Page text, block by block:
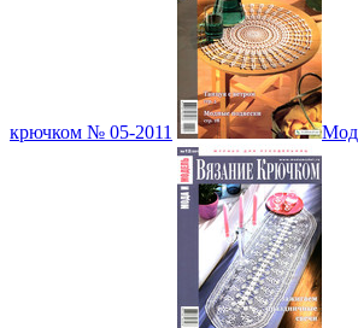
крючком № 05-2011